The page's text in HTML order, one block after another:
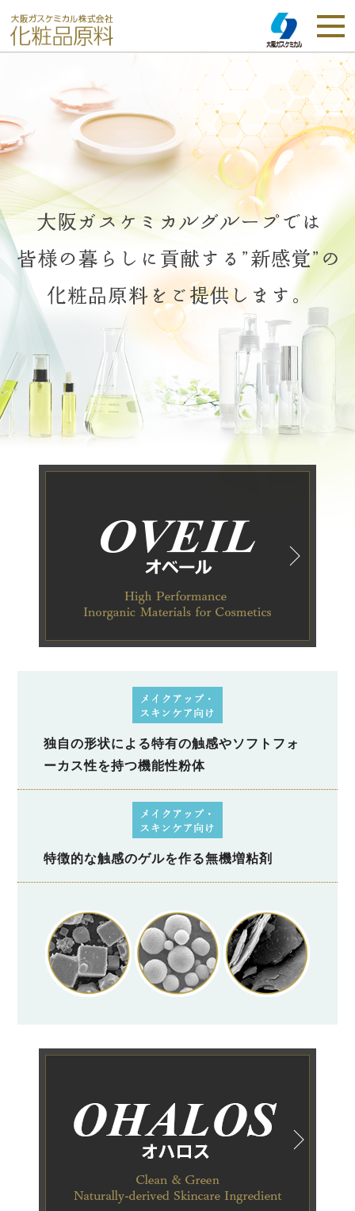
機能性粉体
化粧品原料 OVEIL
天然由来ケトン体原料
化粧品原料 OHALOS BHB
独自の形状による特有の触感やソフトフォ
ーカス性を持つ機能性粉体
特徴的な触感のゲルを作る無機増粘剤